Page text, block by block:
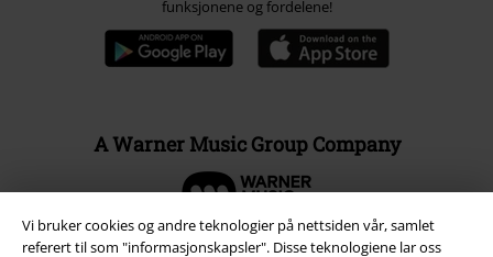
Vi bruker cookies og andre teknologier på nettsiden vår, samlet
referert til som "informasjonskapsler". Disse teknologiene lar oss
funksjonene og fordelene!
A Warner Music Group Company